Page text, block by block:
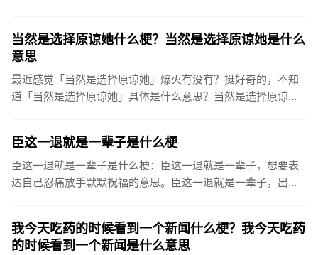
当然是选择原谅她什么梗？当然是选择原谅她是什么
意思
最近感觉「当然是选择原谅她」爆火有没有？挺好奇的，不知
道「当然是选择原谅她」具体是什么意思？当然是选择原谅她
臣这一退就是一辈子是什么梗
臣这一退就是一辈子是什么梗：臣这一退就是一辈子，想要表
达自己忍痛放手默默祝福的意思。臣这一退就是一辈子，出自
我今天吃药的时候看到一个新闻什么梗？我今天吃药
的时候看到一个新闻是什么意思